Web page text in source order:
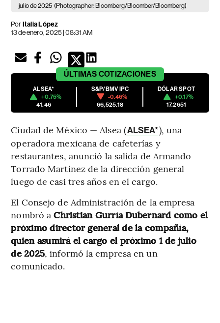
julio de 2025 (Photographer: Bloomberg/Bloomber/Bloomberg)
PorItalia López
13 de enero, 2025 | 08:31 AM
ÚLTIMAS COTIZACIONES
ALSEA*
+0.75%
41.46
S&P/BMV IPC
-0.46%
66,525.18
DÓLAR SPOT
+0.17%
17.2651
Ciudad de México — Alsea (ALSEA*), una
operadora mexicana de cafeterías y
restaurantes, anunció la salida de Armando
Torrado Martínez de la dirección general
luego de casi tres años en el cargo.
El Consejo de Administración de la empresa
nombró aChristian Gurría Dubernard como el
próximo director general de la compañía,
quien asumirá el cargo el próximo 1 de julio
de 2025, informó la empresa en un
comunicado.